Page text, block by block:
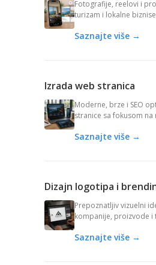
Fotografije, reelovi i
turizam i lokalne
Saznajte više →
Izrada web stranica
Moderne, brze i SEO
stranice sa fokusom na
Saznajte više →
Dizajn logotipa i
Prepoznatljiv vizuelni
kompanije, proizvode i
Saznajte više →